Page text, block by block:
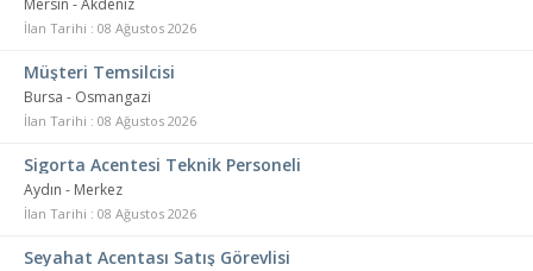
Mersin - Akdeniz
İlan Tarihi : 08 Ağustos 2026
Müşteri Temsilcisi
Bursa - Osmangazi
İlan Tarihi : 08 Ağustos 2026
Sigorta Acentesi Teknik Personeli
Aydın - Merkez
İlan Tarihi : 08 Ağustos 2026
Seyahat Acentası Satış Görevlisi